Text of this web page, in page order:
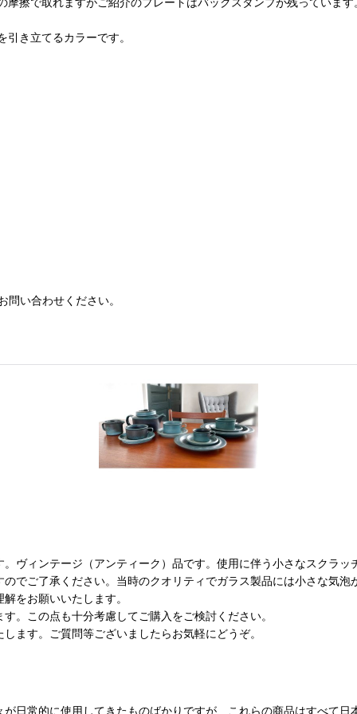
き立てるカラーです。
い合わせください。
ヴィンテージ（アンティーク）品です。使用に伴う小さなスクラ
でご了承ください。当時のクオリティでガラス製品には小さな気泡
をお願いいたします。
。この点も十分考慮してご購入をご検討ください。
ます。ご質問等ございましたらお気軽にどうぞ。
日常的に使用してきたものばかりですが、これらの商品はすべて